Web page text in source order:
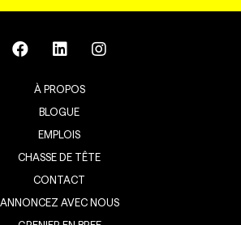
À PROPOS
BLOGUE
EMPLOIS
CHASSE DE TÊTE
CONTACT
ANNONCEZ AVEC NOUS